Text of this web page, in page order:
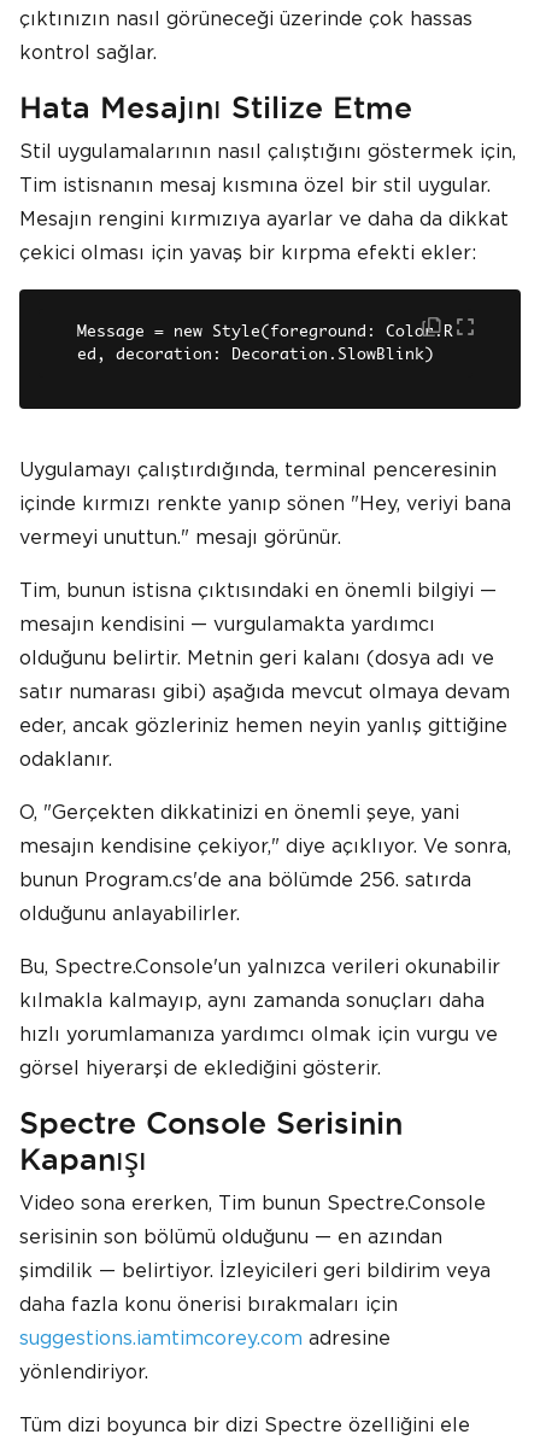
çıktınızın nasıl görüneceği üzerinde çok hassas
kontrol sağlar.
Hata Mesajını Stilize Etme
Stil uygulamalarının nasıl çalıştığını göstermek için,
Tim istisnanın mesaj kısmına özel bir stil uygular.
Mesajın rengini kırmızıya ayarlar ve daha da dikkat
çekici olması için yavaş bir kırpma efekti ekler:
Message = new Style(foreground: Color.R
ed, decoration: Decoration.SlowBlink)
Uygulamayı çalıştırdığında, terminal penceresinin
içinde kırmızı renkte yanıp sönen "Hey, veriyi bana
vermeyi unuttun." mesajı görünür.
Tim, bunun istisna çıktısındaki en önemli bilgiyi —
mesajın kendisini — vurgulamakta yardımcı
olduğunu belirtir. Metnin geri kalanı (dosya adı ve
satır numarası gibi) aşağıda mevcut olmaya devam
eder, ancak gözleriniz hemen neyin yanlış gittiğine
odaklanır.
O, "Gerçekten dikkatinizi en önemli şeye, yani
mesajın kendisine çekiyor," diye açıklıyor. Ve sonra,
bunun Program.cs'de ana bölümde 256. satırda
olduğunu anlayabilirler.
Bu, Spectre.Console'un yalnızca verileri okunabilir
kılmakla kalmayıp, aynı zamanda sonuçları daha
hızlı yorumlamanıza yardımcı olmak için vurgu ve
görsel hiyerarşi de eklediğini gösterir.
Spectre Console Serisinin
Kapanışı
Video sona ererken, Tim bunun Spectre.Console
serisinin son bölümü olduğunu — en azından
şimdilik — belirtiyor. İzleyicileri geri bildirim veya
daha fazla konu önerisi bırakmaları için
suggestions.iamtimcorey.com adresine
yönlendiriyor.
Tüm dizi boyunca bir dizi Spectre özelliğini ele